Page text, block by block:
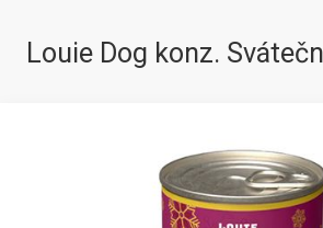
Louie Dog konz.